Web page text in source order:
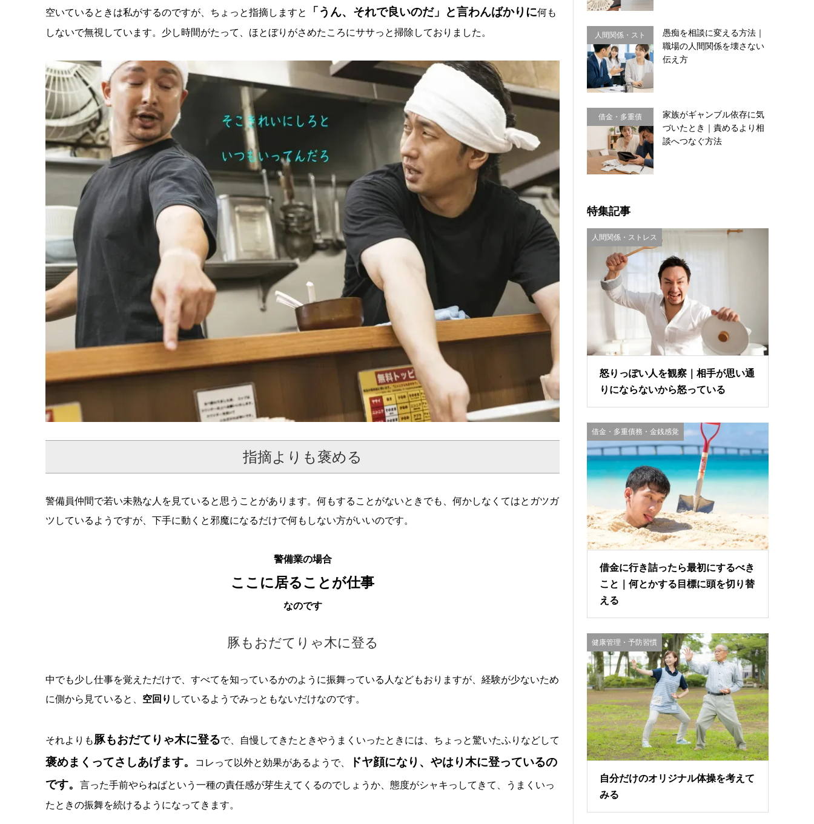
空いているときは私がするのですが、ちょっと指摘しますと 「うん、それで良いのだ」と言わんばかりに何も
しないで無視しています。少し時間がたって、ほとぼりがさめたころにササっと掃除しておりました。
指摘よりも褒める
警備員仲間で若い未熟な人を見ていると思うことがあります。何もすることがないときでも、何かしなくてはとガツガ
ツしているようですが、下手に動くと邪魔になるだけで何もしない方がいいのです。
警備業の場合
ここに居ることが仕事
なのです
豚もおだてりゃ木に登る
中でも少し仕事を覚えただけで、すべてを知っているかのように振舞っている人などもおりますが、経験が少ないため
に側から見ていると、 空回り しているようでみっともないだけなのです。
それよりも豚もおだてりゃ木に登るで、自慢してきたときやうまくいったときには、ちょっと驚いたふりなどして
褒めまくってさしあげます。 コレって以外と効果があるようで、
ドヤ顔になり、やはり木に登っているの
です。
言った手前やらねばという一種の責任感が芽生えてくるのでしょうか、態度がシャキっしてきて、うまくいっ
たときの振舞を続けるようになってきます。
人間関係・スト
レス
愚痴を相談に変える方法｜
職場の人間関係を壊さない
伝え方
借金・多重債
務・金銭感覚
家族がギャンブル依存に気
づいたとき｜責めるより相
談へつなぐ方法
特集記事
人間関係・ストレス
怒りっぽい人を観察｜相手が思い通
りにならないから怒っている
借金・多重債務・金銭感覚
借金に行き詰ったら最初にするべき
こと｜何とかする目標に頭を切り替
える
健康管理・予防習慣
自分だけのオリジナル体操を考えて
みる